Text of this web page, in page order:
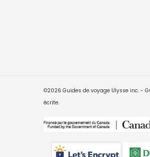
©2026 Guides de voyage Ulysse inc. -
écrite.